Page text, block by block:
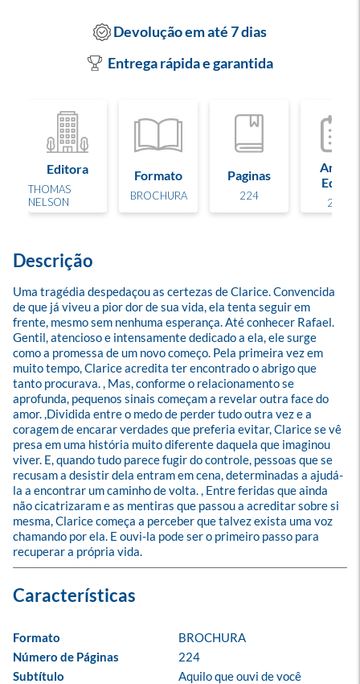
Devolução em até 7 dias
Entrega rápida e garantida
Editora
THOMAS
NELSON
Formato
BROCHURA
Paginas
224
Ano de
Edição
2026
Descrição
Uma tragédia despedaçou as certezas de Clarice. Convencida
de que já viveu a pior dor de sua vida, ela tenta seguir em
frente, mesmo sem nenhuma esperança. Até conhecer Rafael.
Gentil, atencioso e intensamente dedicado a ela, ele surge
como a promessa de um novo começo. Pela primeira vez em
muito tempo, Clarice acredita ter encontrado o abrigo que
tanto procurava. , Mas, conforme o relacionamento se
aprofunda, pequenos sinais começam a revelar outra face do
amor. ,Dividida entre o medo de perder tudo outra vez e a
coragem de encarar verdades que preferia evitar, Clarice se vê
presa em uma história muito diferente daquela que imaginou
viver. E, quando tudo parece fugir do controle, pessoas que se
recusam a desistir dela entram em cena, determinadas a ajudá-
la a encontrar um caminho de volta. , Entre feridas que ainda
não cicatrizaram e as mentiras que passou a acreditar sobre si
mesma, Clarice começa a perceber que talvez exista uma voz
chamando por ela. E ouvi-la pode ser o primeiro passo para
recuperar a própria vida.
Formato
BROCHURA
Número de Páginas
224
Subtítulo
Aquilo que ouvi de você